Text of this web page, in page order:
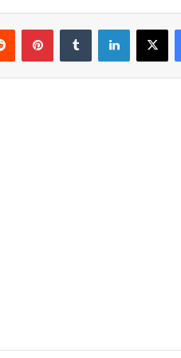
فيسبوك لينكدإن بينتيريست